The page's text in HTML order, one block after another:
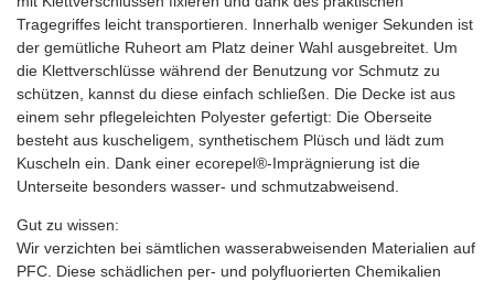
Tragegriffes leicht transportieren. Innerhalb weniger Sekunden ist
der gemütliche Ruheort am Platz deiner Wahl ausgebreitet. Um
die Klettverschlüsse während der Benutzung vor Schmutz zu
schützen, kannst du diese einfach schließen. Die Decke ist aus
einem sehr pflegeleichten Polyester gefertigt: Die Oberseite
besteht aus kuscheligem, synthetischem Plüsch und lädt zum
Kuscheln ein. Dank einer ecorepel®-Imprägnierung ist die
Unterseite besonders wasser- und schmutzabweisend.
Gut zu wissen:
Wir verzichten bei sämtlichen wasserabweisenden Materialien auf
PFC. Diese schädlichen per- und polyfluorierten Chemikalien